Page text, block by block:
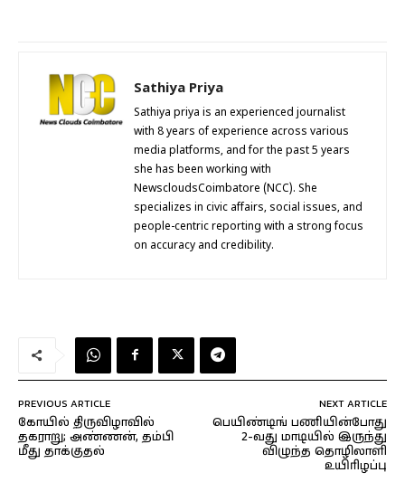
Sathiya Priya
Sathiya priya is an experienced journalist
with 8 years of experience across various
media platforms, and for the past 5 years
she has been working with
NewscloudsCoimbatore (NCC). She
specializes in civic affairs, social issues, and
people-centric reporting with a strong focus
on accuracy and credibility.
PREVIOUS ARTICLE
கோயில் திருவிழாவில்
தகராறு; அண்ணன், தம்பி
மீது தாக்குதல்
NEXT ARTICLE
பெயிண்டிங் பணியின்போது
2-வது மாடியில் இருந்து
விழுந்த தொழிலாளி
உயிரிழப்பு